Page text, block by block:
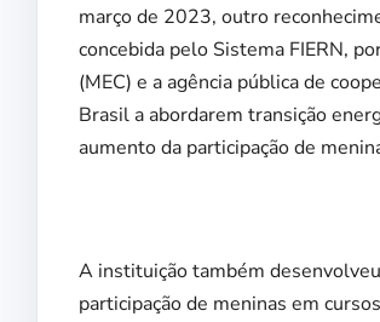
março de 2023, outro
concebida pelo Sistema FIERN,
(MEC) e a agência pública de
Brasil a abordarem transição
aumento da participação de
A instituição também
participação de meninas em